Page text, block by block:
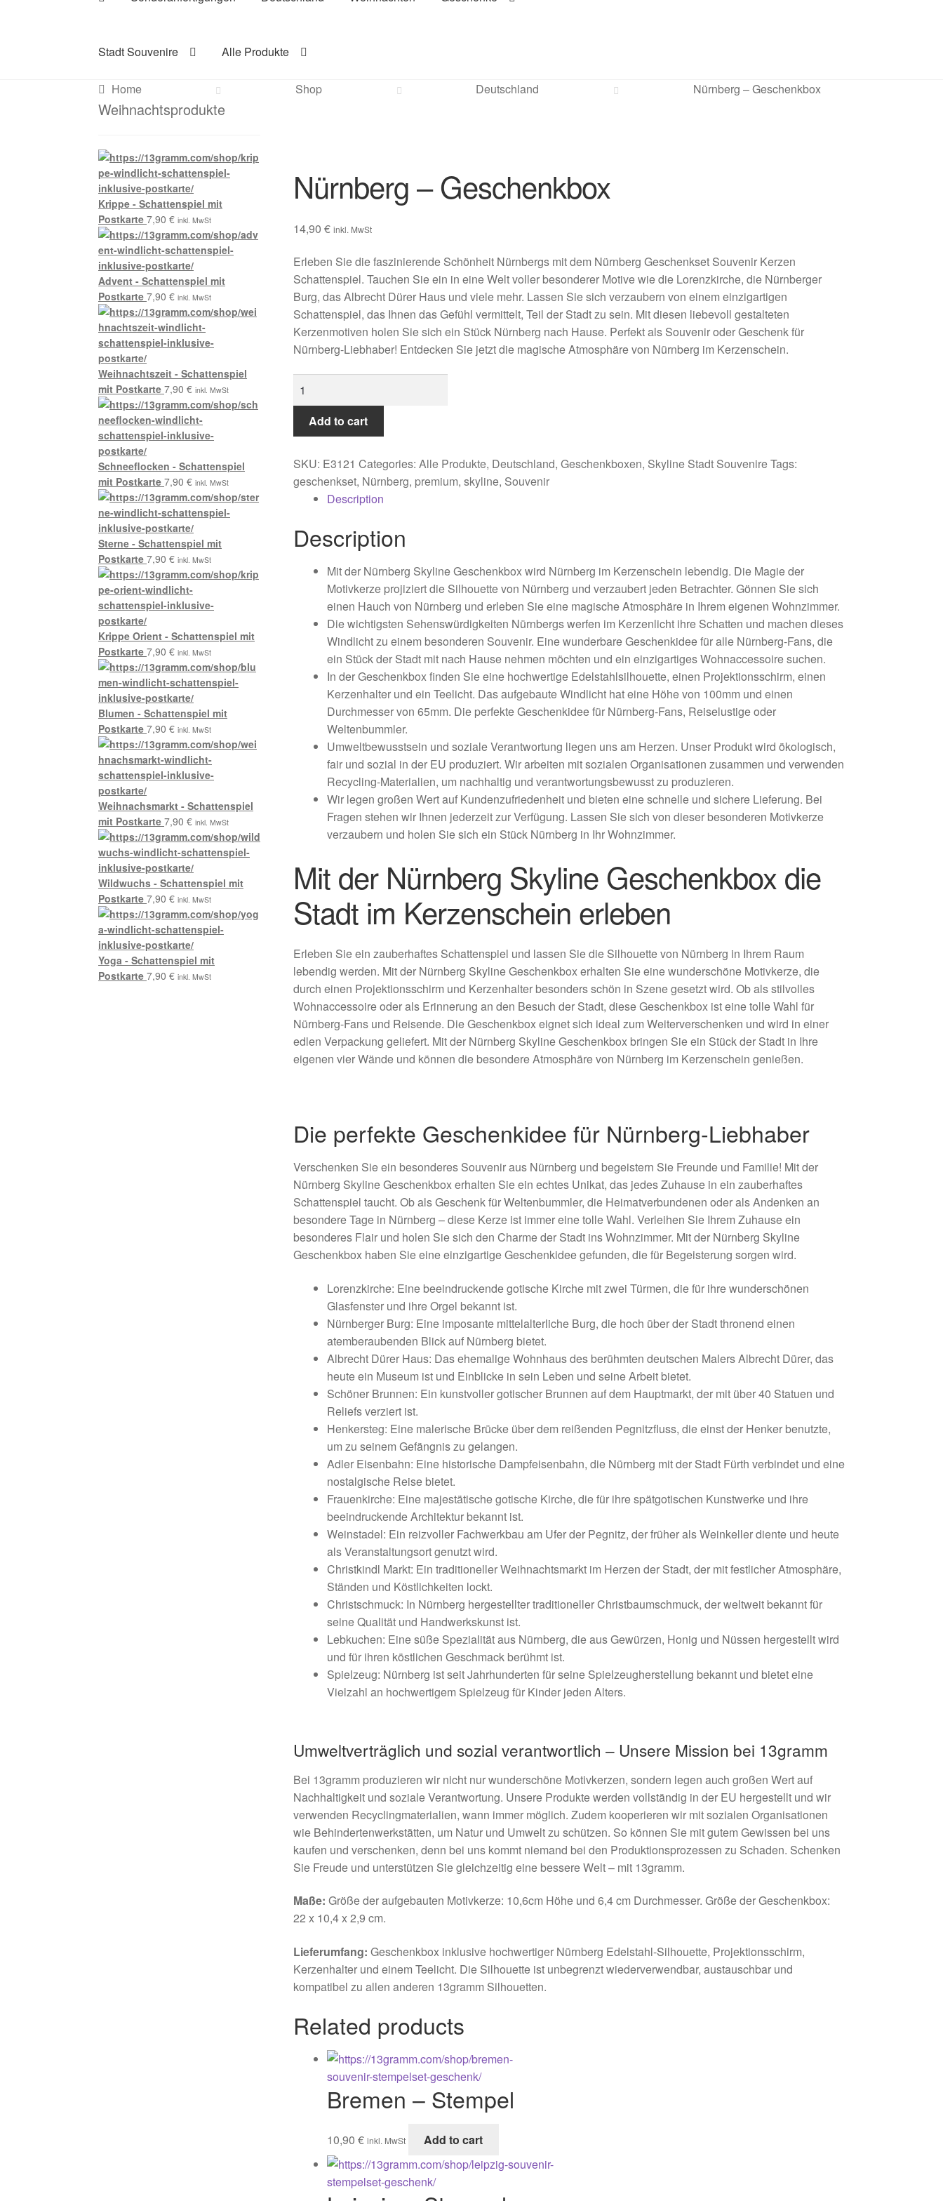
Stadt Souvenire Alle Produkte
Home Shop Deutschland Nürnberg – Geschenkbox
Nürnberg – Geschenkbox
14,90 € inkl. MwSt
Erleben Sie die faszinierende Schönheit Nürnbergs mit dem Nürnberg Geschenkset Souvenir Kerzen
Schattenspiel. Tauchen Sie ein in eine Welt voller besonderer Motive wie die Lorenzkirche, die Nürnberger
Burg, das Albrecht Dürer Haus und viele mehr. Lassen Sie sich verzaubern von einem einzigartigen
Schattenspiel, das Ihnen das Gefühl vermittelt, Teil der Stadt zu sein. Mit diesen liebevoll gestalteten
Kerzenmotiven holen Sie sich ein Stück Nürnberg nach Hause. Perfekt als Souvenir oder Geschenk für
Nürnberg-Liebhaber! Entdecken Sie jetzt die magische Atmosphäre von Nürnberg im Kerzenschein.
Geschenkbox
quantity
Add to cart
SKU: E3121 Categories: Alle Produkte, Deutschland, Geschenkboxen, Skyline Stadt SouvenireTags:
geschenkset, Nürnberg, premium, skyline, Souvenir
Description
Description
Mit der Nürnberg Skyline Geschenkbox wird Nürnberg im Kerzenschein lebendig. Die Magie der
Motivkerze projiziert die Silhouette von Nürnberg und verzaubert jeden Betrachter. Gönnen Sie sich
einen Hauch von Nürnberg und erleben Sie eine magische Atmosphäre in Ihrem eigenen Wohnzimmer.
Die wichtigsten Sehenswürdigkeiten Nürnbergs werfen im Kerzenlicht ihre Schatten und machen dieses
Windlicht zu einem besonderen Souvenir. Eine wunderbare Geschenkidee für alle Nürnberg-Fans, die
ein Stück der Stadt mit nach Hause nehmen möchten und ein einzigartiges Wohnaccessoire suchen.
In der Geschenkbox finden Sie eine hochwertige Edelstahlsilhouette, einen Projektionsschirm, einen
Kerzenhalter und ein Teelicht. Das aufgebaute Windlicht hat eine Höhe von 100mm und einen
Durchmesser von 65mm. Die perfekte Geschenkidee für Nürnberg-Fans, Reiselustige oder
Weltenbummler.
Umweltbewusstsein und soziale Verantwortung liegen uns am Herzen. Unser Produkt wird ökologisch,
fair und sozial in der EU produziert. Wir arbeiten mit sozialen Organisationen zusammen und verwenden
Recycling-Materialien, um nachhaltig und verantwortungsbewusst zu produzieren.
Wir legen großen Wert auf Kundenzufriedenheit und bieten eine schnelle und sichere Lieferung. Bei
Fragen stehen wir Ihnen jederzeit zur Verfügung. Lassen Sie sich von dieser besonderen Motivkerze
verzaubern und holen Sie sich ein Stück Nürnberg in Ihr Wohnzimmer.
Mit der Nürnberg Skyline Geschenkbox die
Stadt im Kerzenschein erleben
Erleben Sie ein zauberhaftes Schattenspiel und lassen Sie die Silhouette von Nürnberg in Ihrem Raum
lebendig werden. Mit der Nürnberg Skyline Geschenkbox erhalten Sie eine wunderschöne Motivkerze, die
durch einen Projektionsschirm und Kerzenhalter besonders schön in Szene gesetzt wird. Ob als stilvolles
Wohnaccessoire oder als Erinnerung an den Besuch der Stadt, diese Geschenkbox ist eine tolle Wahl für
Nürnberg-Fans und Reisende. Die Geschenkbox eignet sich ideal zum Weiterverschenken und wird in einer
edlen Verpackung geliefert. Mit der Nürnberg Skyline Geschenkbox bringen Sie ein Stück der Stadt in Ihre
eigenen vier Wände und können die besondere Atmosphäre von Nürnberg im Kerzenschein genießen.
Die perfekte Geschenkidee für Nürnberg-Liebhaber
Verschenken Sie ein besonderes Souvenir aus Nürnberg und begeistern Sie Freunde und Familie! Mit der
Nürnberg Skyline Geschenkbox erhalten Sie ein echtes Unikat, das jedes Zuhause in ein zauberhaftes
Schattenspiel taucht. Ob als Geschenk für Weltenbummler, die Heimatverbundenen oder als Andenken an
besondere Tage in Nürnberg – diese Kerze ist immer eine tolle Wahl. Verleihen Sie Ihrem Zuhause ein
besonderes Flair und holen Sie sich den Charme der Stadt ins Wohnzimmer. Mit der Nürnberg Skyline
Geschenkbox haben Sie eine einzigartige Geschenkidee gefunden, die für Begeisterung sorgen wird.
Lorenzkirche: Eine beeindruckende gotische Kirche mit zwei Türmen, die für ihre wunderschönen
Glasfenster und ihre Orgel bekannt ist.
Nürnberger Burg: Eine imposante mittelalterliche Burg, die hoch über der Stadt thronend einen
atemberaubenden Blick auf Nürnberg bietet.
Albrecht Dürer Haus: Das ehemalige Wohnhaus des berühmten deutschen Malers Albrecht Dürer, das
heute ein Museum ist und Einblicke in sein Leben und seine Arbeit bietet.
Schöner Brunnen: Ein kunstvoller gotischer Brunnen auf dem Hauptmarkt, der mit über 40 Statuen und
Reliefs verziert ist.
Henkersteg: Eine malerische Brücke über dem reißenden Pegnitzfluss, die einst der Henker benutzte,
um zu seinem Gefängnis zu gelangen.
Adler Eisenbahn: Eine historische Dampfeisenbahn, die Nürnberg mit der Stadt Fürth verbindet und eine
nostalgische Reise bietet.
Frauenkirche: Eine majestätische gotische Kirche, die für ihre spätgotischen Kunstwerke und ihre
beeindruckende Architektur bekannt ist.
Weinstadel: Ein reizvoller Fachwerkbau am Ufer der Pegnitz, der früher als Weinkeller diente und heute
als Veranstaltungsort genutzt wird.
Christkindl Markt: Ein traditioneller Weihnachtsmarkt im Herzen der Stadt, der mit festlicher Atmosphäre,
Ständen und Köstlichkeiten lockt.
Christschmuck: In Nürnberg hergestellter traditioneller Christbaumschmuck, der weltweit bekannt für
seine Qualität und Handwerkskunst ist.
Lebkuchen: Eine süße Spezialität aus Nürnberg, die aus Gewürzen, Honig und Nüssen hergestellt wird
und für ihren köstlichen Geschmack berühmt ist.
Spielzeug: Nürnberg ist seit Jahrhunderten für seine Spielzeugherstellung bekannt und bietet eine
Vielzahl an hochwertigem Spielzeug für Kinder jeden Alters.
Umweltverträglich und sozial verantwortlich – Unsere Mission bei 13gramm
Bei 13gramm produzieren wir nicht nur wunderschöne Motivkerzen, sondern legen auch großen Wert auf
Nachhaltigkeit und soziale Verantwortung. Unsere Produkte werden vollständig in der EU hergestellt und wir
verwenden Recyclingmaterialien, wann immer möglich. Zudem kooperieren wir mit sozialen Organisationen
wie Behindertenwerkstätten, um Natur und Umwelt zu schützen. So können Sie mit gutem Gewissen bei uns
kaufen und verschenken, denn bei uns kommt niemand bei den Produktionsprozessen zu Schaden. Schenken
Sie Freude und unterstützen Sie gleichzeitig eine bessere Welt – mit 13gramm.
Maße: Größe der aufgebauten Motivkerze: 10,6cm Höhe und 6,4 cm Durchmesser. Größe der Geschenkbox:
22 x 10,4 x 2,9 cm.
Lieferumfang: Geschenkbox inklusive hochwertiger Nürnberg Edelstahl-Silhouette, Projektionsschirm,
Kerzenhalter und einem Teelicht. Die Silhouette ist unbegrenzt wiederverwendbar, austauschbar und
kompatibel zu allen anderen 13gramm Silhouetten.
Related products
Bremen – Stempel
10,90 € inkl. MwSt Add to cart
Weihnachtsprodukte
Krippe - Schattenspiel mit
Postkarte 7,90€ inkl. MwSt
Advent - Schattenspiel mit
Postkarte 7,90€ inkl. MwSt
Weihnachtszeit - Schattenspiel
mit Postkarte 7,90€ inkl. MwSt
Schneeflocken - Schattenspiel
mit Postkarte 7,90€ inkl. MwSt
Sterne - Schattenspiel mit
Postkarte 7,90€ inkl. MwSt
Krippe Orient - Schattenspiel mit
Postkarte 7,90€ inkl. MwSt
Blumen - Schattenspiel mit
Postkarte 7,90€ inkl. MwSt
Weihnachsmarkt - Schattenspiel
mit Postkarte 7,90€ inkl. MwSt
Wildwuchs - Schattenspiel mit
Postkarte 7,90€ inkl. MwSt
Yoga - Schattenspiel mit
Postkarte 7,90€ inkl. MwSt